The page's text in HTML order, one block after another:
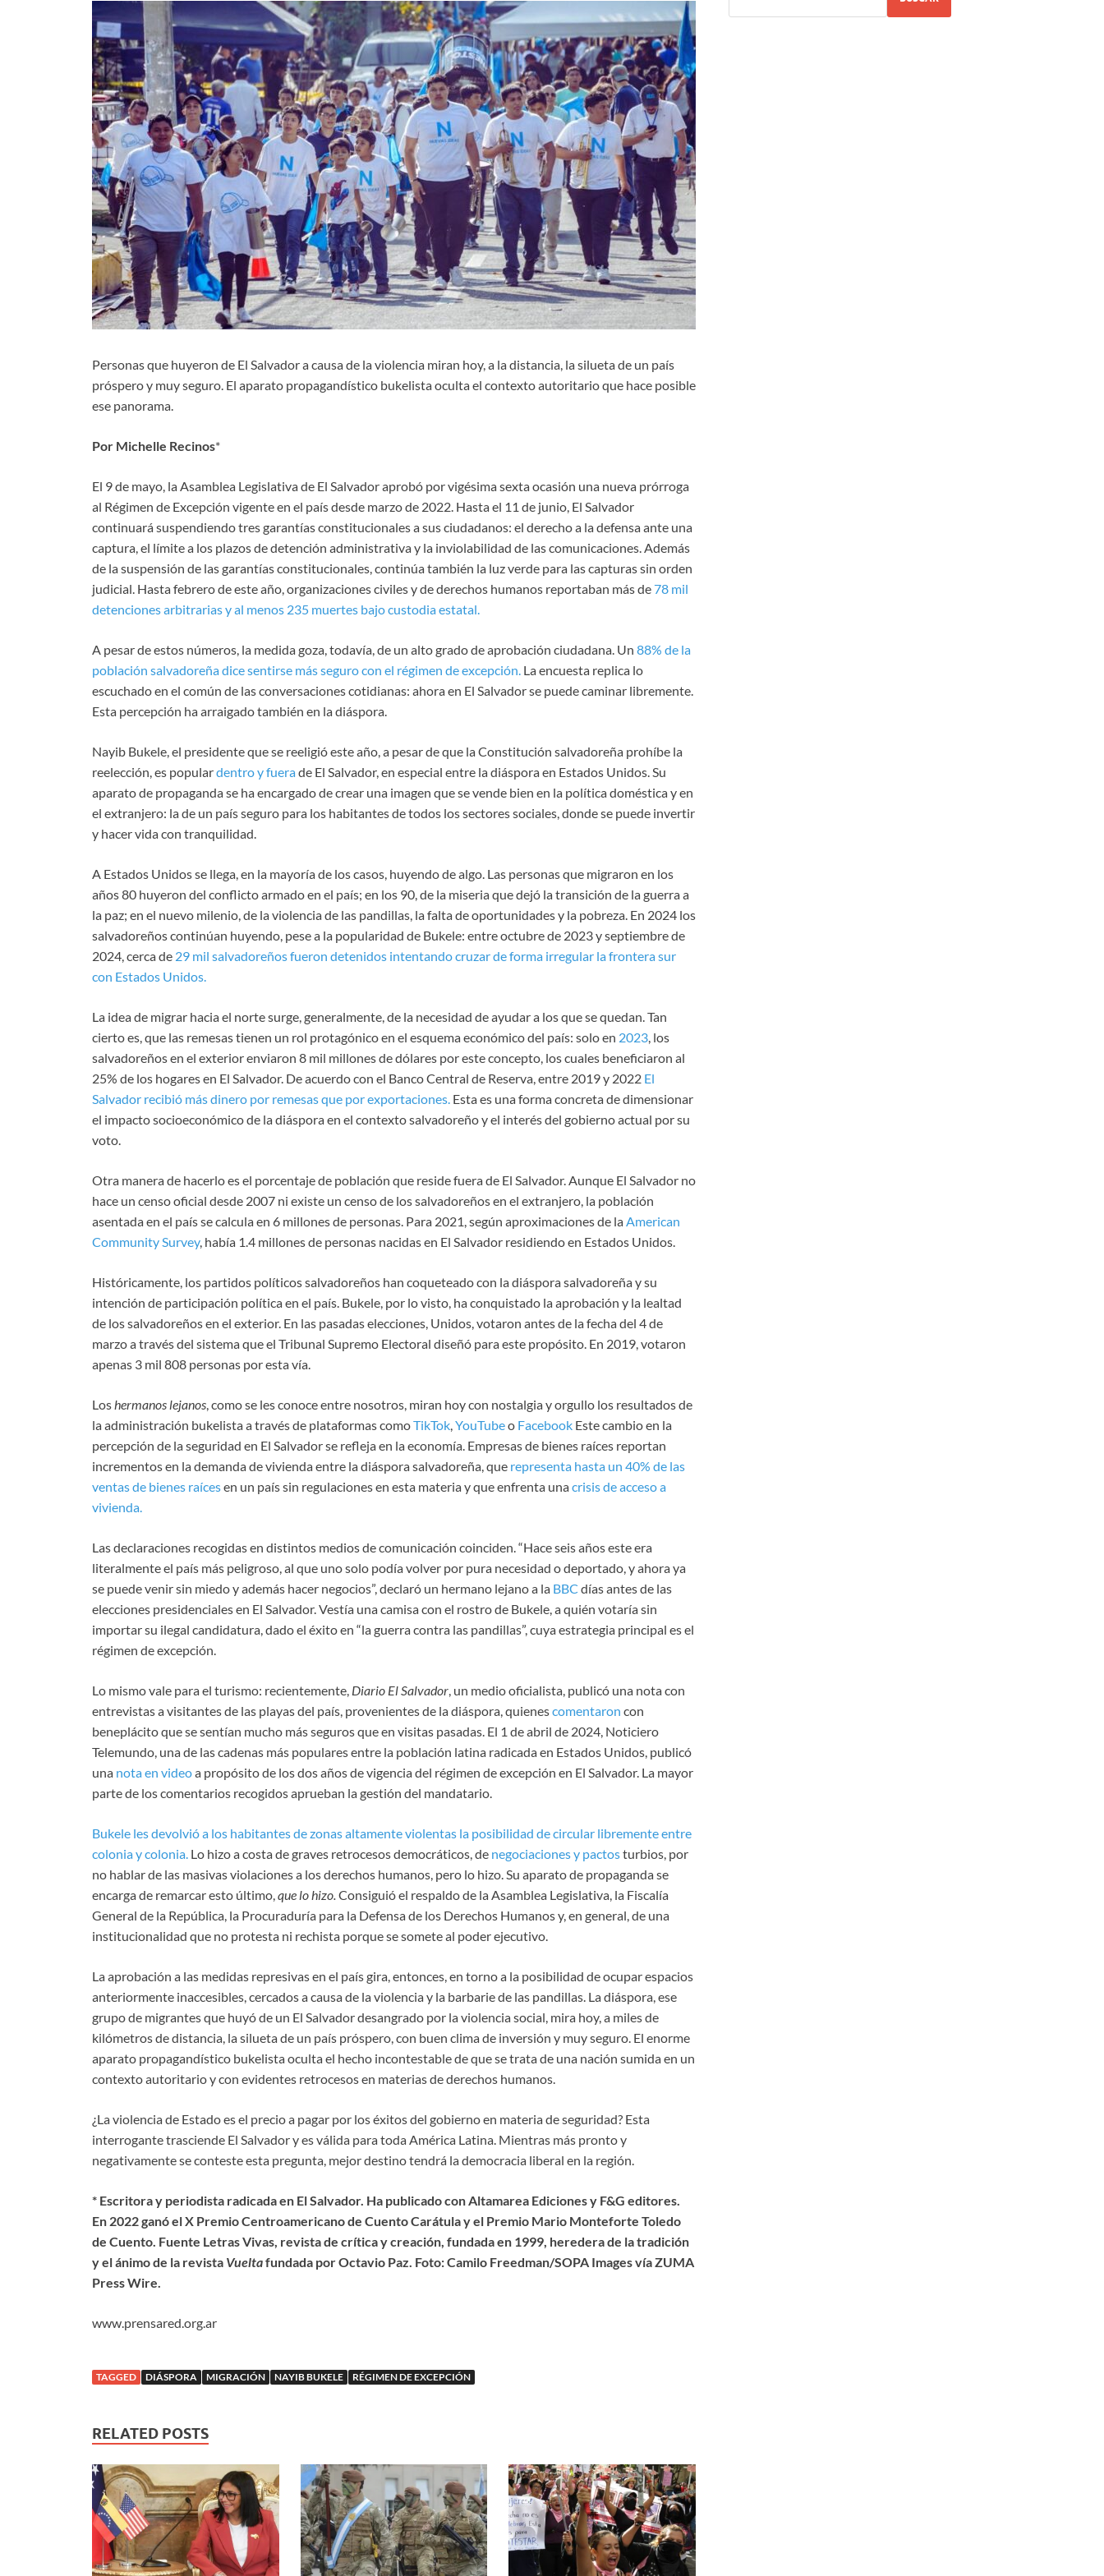
Personas que huyeron de El Salvador a causa de la violencia miran hoy, a la distancia, la silueta de un país
próspero y muy seguro. El aparato propagandístico bukelista oculta el contexto autoritario que hace posible
ese panorama.
Por Michelle Recinos*
El 9 de mayo, la Asamblea Legislativa de El Salvador aprobó por vigésima sexta ocasión una nueva prórroga
al Régimen de Excepción vigente en el país desde marzo de 2022. Hasta el 11 de junio, El Salvador
continuará suspendiendo tres garantías constitucionales a sus ciudadanos: el derecho a la defensa ante una
captura, el límite a los plazos de detención administrativa y la inviolabilidad de las comunicaciones. Además
de la suspensión de las garantías constitucionales, continúa también la luz verde para las capturas sin orden
judicial. Hasta febrero de este año, organizaciones civiles y de derechos humanos reportaban más de 78 mil
detenciones arbitrarias y al menos 235 muertes bajo custodia estatal.
A pesar de estos números, la medida goza, todavía, de un alto grado de aprobación ciudadana. Un 88% de la
población salvadoreña dice sentirse más seguro con el régimen de excepción. La encuesta replica lo
escuchado en el común de las conversaciones cotidianas: ahora en El Salvador se puede caminar libremente.
Esta percepción ha arraigado también en la diáspora.
Nayib Bukele, el presidente que se reeligió este año, a pesar de que la Constitución salvadoreña prohíbe la
reelección, es populardentro y fuerade El Salvador, en especial entre la diáspora en Estados Unidos. Su
aparato de propaganda se ha encargado de crear una imagen que se vende bien en la política doméstica y en
el extranjero: la de un país seguro para los habitantes de todos los sectores sociales, donde se puede invertir
y hacer vida con tranquilidad.
A Estados Unidos se llega, en la mayoría de los casos, huyendo de algo. Las personas que migraron en los
años 80 huyeron del conflicto armado en el país; en los 90, de la miseria que dejó la transición de la guerra a
la paz; en el nuevo milenio, de la violencia de las pandillas, la falta de oportunidades y la pobreza. En 2024 los
salvadoreños continúan huyendo, pese a la popularidad de Bukele: entre octubre de 2023 y septiembre de
2024, cerca de 29 mil salvadoreños fueron detenidos intentando cruzar de forma irregular la frontera sur
con Estados Unidos.
La idea de migrar hacia el norte surge, generalmente, de la necesidad de ayudar a los que se quedan. Tan
cierto es, que las remesas tienen un rol protagónico en el esquema económico del país: solo en 2023, los
salvadoreños en el exterior enviaron 8 mil millones de dólares por este concepto, los cuales beneficiaron al
25% de los hogares en El Salvador. De acuerdo con el Banco Central de Reserva, entre 2019 y 2022 El
Salvador recibió más dinero por remesas que por exportaciones. Esta es una forma concreta de dimensionar
el impacto socioeconómico de la diáspora en el contexto salvadoreño y el interés del gobierno actual por su
voto.
Otra manera de hacerlo es el porcentaje de población que reside fuera de El Salvador. Aunque El Salvador no
hace un censo oficial desde 2007 ni existe un censo de los salvadoreños en el extranjero, la población
asentada en el país se calcula en 6 millones de personas. Para 2021, según aproximaciones de laAmerican
Community Survey, había 1.4 millones de personas nacidas en El Salvador residiendo en Estados Unidos.
Históricamente, los partidos políticos salvadoreños han coqueteado con la diáspora salvadoreña y su
intención de participación política en el país. Bukele, por lo visto, ha conquistado la aprobación y la lealtad
de los salvadoreños en el exterior. En las pasadas elecciones, Unidos, votaron antes de la fecha del 4 de
marzo a través del sistema que el Tribunal Supremo Electoral diseñó para este propósito. En 2019, votaron
apenas 3 mil 808 personas por esta vía.
Loshermanos lejanos, como se les conoce entre nosotros, miran hoy con nostalgia y orgullo los resultados de
la administración bukelista a través de plataformas comoTikTok,YouTubeo Facebook Este cambio en la
percepción de la seguridad en El Salvador se refleja en la economía. Empresas de bienes raíces reportan
incrementos en la demanda de vivienda entre la diáspora salvadoreña, que representa hasta un 40% de las
ventas de bienes raícesen un país sin regulaciones en esta materia y que enfrenta unacrisis de acceso a
vivienda.
Las declaraciones recogidas en distintos medios de comunicación coinciden. “Hace seis años este era
literalmente el país más peligroso, al que uno solo podía volver por pura necesidad o deportado, y ahora ya
se puede venir sin miedo y además hacer negocios”, declaró un hermano lejano a la BBC días antes de las
elecciones presidenciales en El Salvador. Vestía una camisa con el rostro de Bukele, a quién votaría sin
importar su ilegal candidatura, dado el éxito en “la guerra contra las pandillas”, cuya estrategia principal es el
régimen de excepción.
Lo mismo vale para el turismo: recientemente, Diario El Salvador, un medio oficialista, publicó una nota con
entrevistas a visitantes de las playas del país, provenientes de la diáspora, quienescomentaron con
beneplácito que se sentían mucho más seguros que en visitas pasadas. El 1 de abril de 2024, Noticiero
Telemundo, una de las cadenas más populares entre la población latina radicada en Estados Unidos, publicó
una nota en videoa propósito de los dos años de vigencia del régimen de excepción en El Salvador. La mayor
parte de los comentarios recogidos aprueban la gestión del mandatario.
Bukele les devolvió a los habitantes de zonas altamente violentas la posibilidad de circular libremente entre
colonia y colonia. Lo hizo a costa de graves retrocesos democráticos, de negociaciones y pactosturbios, por
no hablar de las masivas violaciones a los derechos humanos, pero lo hizo. Su aparato de propaganda se
encarga de remarcar esto último,que lo hizo.Consiguió el respaldo de la Asamblea Legislativa, la Fiscalía
General de la República, la Procuraduría para la Defensa de los Derechos Humanos y, en general, de una
institucionalidad que no protesta ni rechista porque se somete al poder ejecutivo.
La aprobación a las medidas represivas en el país gira, entonces, en torno a la posibilidad de ocupar espacios
anteriormente inaccesibles, cercados a causa de la violencia y la barbarie de las pandillas. La diáspora, ese
grupo de migrantes que huyó de un El Salvador desangrado por la violencia social, mira hoy, a miles de
kilómetros de distancia, la silueta de un país próspero, con buen clima de inversión y muy seguro. El enorme
aparato propagandístico bukelista oculta el hecho incontestable de que se trata de una nación sumida en un
contexto autoritario y con evidentes retrocesos en materias de derechos humanos.
¿La violencia de Estado es el precio a pagar por los éxitos del gobierno en materia de seguridad? Esta
interrogante trasciende El Salvador y es válida para toda América Latina. Mientras más pronto y
negativamente se conteste esta pregunta, mejor destino tendrá la democracia liberal en la región.
* Escritora y periodista radicada en El Salvador. Ha publicado con Altamarea Ediciones y F&G editores.
En 2022 ganó el X Premio Centroamericano de Cuento Carátula y el Premio Mario Monteforte Toledo
de Cuento. Fuente Letras Vivas, revista de crítica y creación, fundada en 1999, heredera de la tradición
y el ánimo de la revista Vueltafundada por Octavio Paz. Foto: Camilo Freedman/SOPA Images vía ZUMA
Press Wire.
www.prensared.org.ar
TAGGED DIÁSPORA MIGRACIÓN NAYIB BUKELE RÉGIMEN DE EXCEPCIÓN
RELATED POSTS